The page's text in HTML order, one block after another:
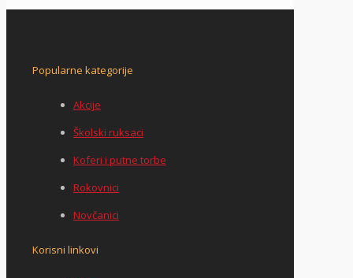
Popularne kategorije
Akcije
Školski ruksaci
Koferi i putne torbe
Rokovnici
Novčanici
Korisni linkovi